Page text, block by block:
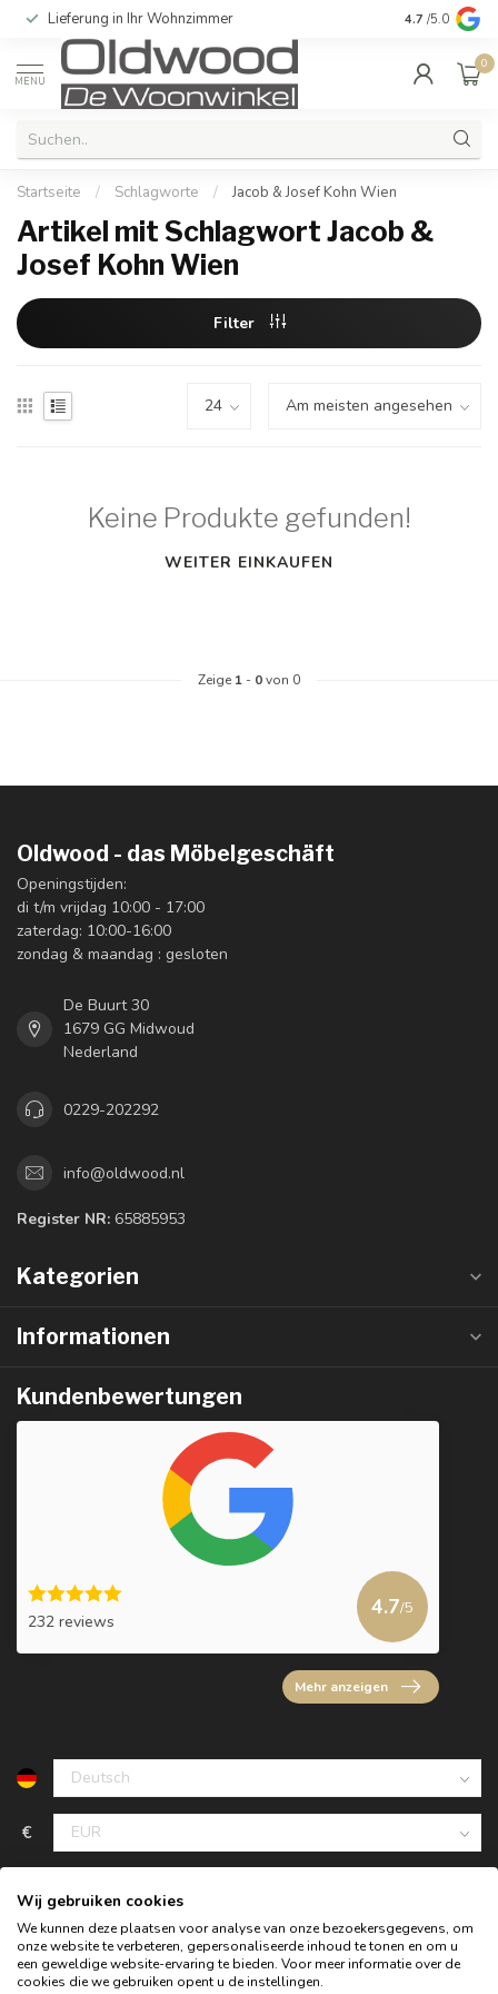
Lieferung in Ihr Wohnzimmer Qualität und
4.7 /5.0
MENU
0
Startseite / Schlagworte / Jacob & Josef Kohn Wien
Artikel mit Schlagwort Jacob &
Josef Kohn Wien
Filter
Keine Produkte gefunden!
WEITER EINKAUFEN
Zeige 1 - 0von 0
Oldwood - das Möbelgeschäft
Openingstijden:
di t/m vrijdag 10:00 - 17:00
zaterdag: 10:00-16:00
zondag & maandag : gesloten
De Buurt 30
1679 GG Midwoud
Nederland
0229-202292
info@oldwood.nl
Register NR: 65885953
Kategorien
Informationen
Kundenbewertungen
232 reviews
4.7/5
Mehr anzeigen
€
Wij gebruiken cookies
We kunnen deze plaatsen voor analyse van onze bezoekersgegevens, om
onze website te verbeteren, gepersonaliseerde inhoud te tonen en om u
een geweldige website-ervaring te bieden. Voor meer informatie over de
cookies die we gebruiken opent u de instellingen.